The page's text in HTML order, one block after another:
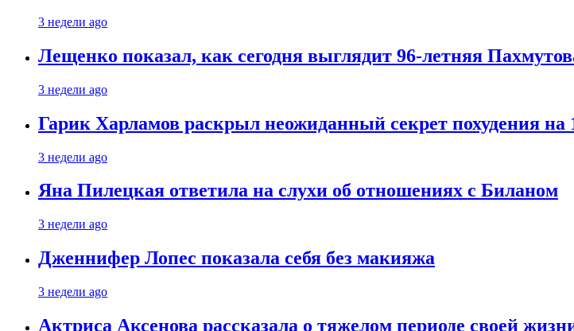
3 недели ago
Лещенко показал, как сегодня выглядит 96-летняя
3 недели ago
Гарик Харламов раскрыл неожиданный секрет похудения на
3 недели ago
Яна Пилецкая ответила на слухи об отношениях с Биланом
3 недели ago
Дженнифер Лопес показала себя без макияжа
3 недели ago
Актриса Аксенова рассказала о тяжелом периоде своей